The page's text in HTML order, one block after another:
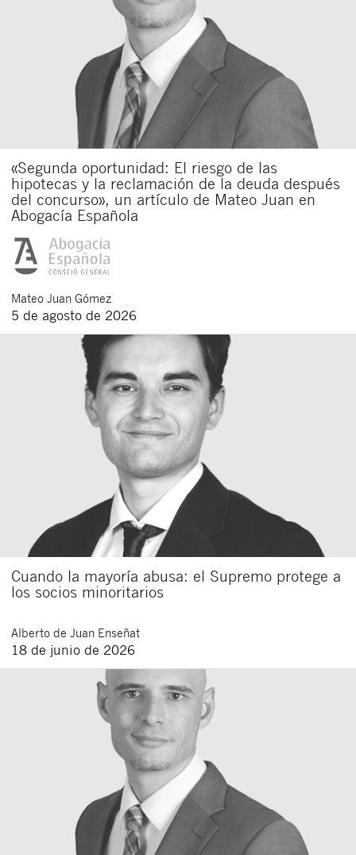
«Segunda oportunidad: El riesgo de las
hipotecas y la reclamación de la deuda después
del concurso», un artículo de Mateo Juan en
Abogacía Española
Mateo Juan Gómez
5 de agosto de 2026
Cuando la mayoría abusa: el Supremo protege a
los socios minoritarios
Alberto de Juan Enseñat
18 de junio de 2026